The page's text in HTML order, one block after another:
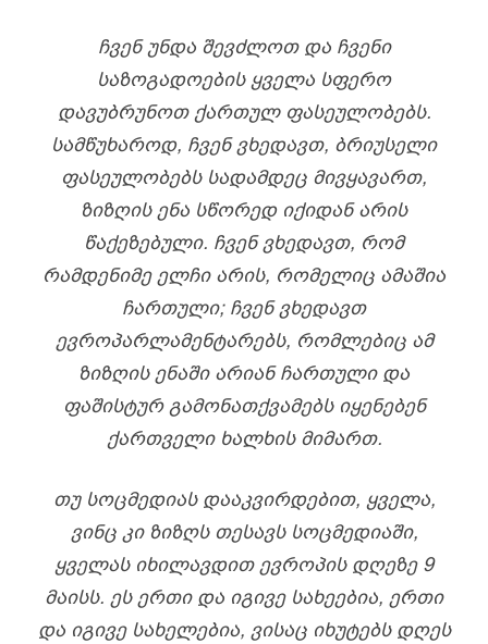
ᲩᲕᲔᲜ ᲣᲜᲓᲐ ᲨᲔᲕᲫᲚᲝᲗ ᲓᲐ ᲩᲕᲔᲜᲘ
ᲡᲐᲖᲝᲒᲐᲓᲝᲔᲑᲘᲡ ᲧᲕᲔᲚᲐ ᲡᲤᲔᲠᲝ
ᲓᲐᲕᲣᲑᲠᲣᲜᲝᲗ ᲥᲐᲠᲗᲣᲚ ᲤᲐᲡᲔᲣᲚᲝᲑᲔᲑᲡ.
ᲡᲐᲛᲬᲣᲮᲐᲠᲝᲓ, ᲩᲕᲔᲜ ᲕᲮᲔᲓᲐᲕᲗ, ᲑᲠᲘᲣᲡᲔᲚᲘ
ᲤᲐᲡᲔᲣᲚᲝᲑᲔᲑᲡ ᲡᲐᲓᲐᲛᲓᲔᲪ ᲛᲘᲕᲧᲐᲕᲐᲠᲗ,
ᲖᲘᲖᲦᲘᲡ ᲔᲜᲐ ᲡᲬᲝᲠᲔᲓ ᲘᲥᲘᲓᲐᲜ ᲐᲠᲘᲡ
ᲬᲐᲥᲔᲖᲔᲑᲣᲚᲘ. ᲩᲕᲔᲜ ᲕᲮᲔᲓᲐᲕᲗ, ᲠᲝᲛ
ᲠᲐᲛᲓᲔᲜᲘᲛᲔ ᲔᲚᲩᲘ ᲐᲠᲘᲡ, ᲠᲝᲛᲔᲚᲘᲪ ᲐᲛᲐᲨᲘᲐ
ᲩᲐᲠᲗᲣᲚᲘ; ᲩᲕᲔᲜ ᲕᲮᲔᲓᲐᲕᲗ
ᲔᲕᲠᲝᲞᲐᲠᲚᲐᲛᲔᲜᲢᲐᲠᲔᲑᲡ, ᲠᲝᲛᲚᲔᲑᲘᲪ ᲐᲛ
ᲖᲘᲖᲦᲘᲡ ᲔᲜᲐᲨᲘ ᲐᲠᲘᲐᲜ ᲩᲐᲠᲗᲣᲚᲘ ᲓᲐ
ᲤᲐᲨᲘᲡᲢᲣᲠ ᲒᲐᲛᲝᲜᲐᲗᲥᲕᲐᲛᲔᲑᲡ ᲘᲧᲔᲜᲔᲑᲔᲜ
ᲥᲐᲠᲗᲕᲔᲚᲘ ᲮᲐᲚᲮᲘᲡ ᲛᲘᲛᲐᲠᲗ.
ᲗᲣ ᲡᲝᲪᲛᲔᲓᲘᲐᲡ ᲓᲐᲐᲙᲕᲘᲠᲓᲔᲑᲘᲗ, ᲧᲕᲔᲚᲐ,
ᲕᲘᲜᲪ ᲙᲘ ᲖᲘᲖᲦᲡ ᲗᲔᲡᲐᲕᲡ ᲡᲝᲪᲛᲔᲓᲘᲐᲨᲘ,
ᲧᲕᲔᲚᲐᲡ ᲘᲮᲘᲚᲐᲕᲓᲘᲗ ᲔᲕᲠᲝᲞᲘᲡ ᲓᲦᲔᲖᲔ 9
ᲛᲐᲘᲡᲡ. ᲔᲡ ᲔᲠᲗᲘ ᲓᲐ ᲘᲒᲘᲕᲔ ᲡᲐᲮᲔᲔᲑᲘᲐ, ᲔᲠᲗᲘ
ᲓᲐ ᲘᲒᲘᲕᲔ ᲡᲐᲮᲔᲚᲔᲑᲘᲐ, ᲕᲘᲡᲐᲪ ᲘᲮᲣᲢᲔᲑᲡ ᲓᲦᲔᲡ